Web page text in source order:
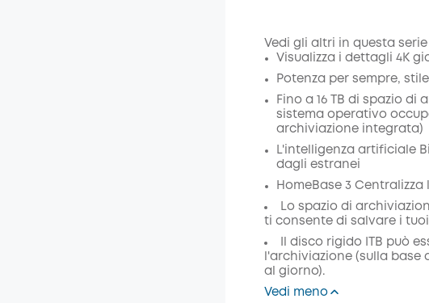
di sconto
Codice:
Vedi gli altri in questa serie
Visualizza i dettagli 4K
Potenza per sempre,
Fino a 16 TB di spazio di
sistema operativo
archiviazione integrata)
L'intelligenza artificiale
dagli estranei
HomeBase 3
Lo spazio di
ti consente di salvare i
Il disco rigido ITB può
l'archiviazione (sulla base
al giorno).
Vedi meno